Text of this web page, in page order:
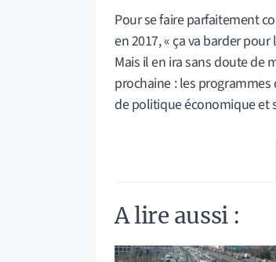
Pour se faire parfaitement
en 2017, « ça va barder
Mais il en ira sans doute de
prochaine : les
de politique économique et
A lire aussi :